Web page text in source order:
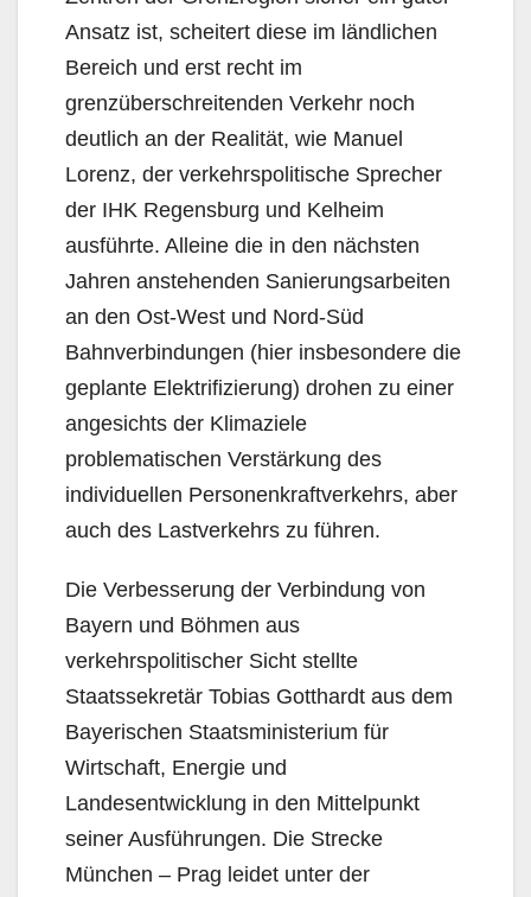
Ansatz ist, scheitert diese im ländlichen
Bereich und erst recht im
grenzüberschreitenden Verkehr noch
deutlich an der Realität, wie Manuel
Lorenz, der verkehrspolitische Sprecher
der IHK Regensburg und Kelheim
ausführte. Alleine die in den nächsten
Jahren anstehenden Sanierungsarbeiten
an den Ost-West und Nord-Süd
Bahnverbindungen (hier insbesondere die
geplante Elektrifizierung) drohen zu einer
angesichts der Klimaziele
problematischen Verstärkung des
individuellen Personenkraftverkehrs, aber
auch des Lastverkehrs zu führen.
Die Verbesserung der Verbindung von
Bayern und Böhmen aus
verkehrspolitischer Sicht stellte
Staatssekretär Tobias Gotthardt aus dem
Bayerischen Staatsministerium für
Wirtschaft, Energie und
Landesentwicklung in den Mittelpunkt
seiner Ausführungen. Die Strecke
München – Prag leidet unter der